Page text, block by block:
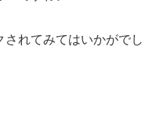
れてみてはいかがでし